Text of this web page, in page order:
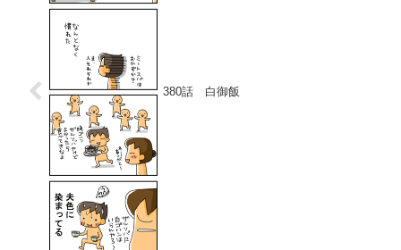
380話 白御飯